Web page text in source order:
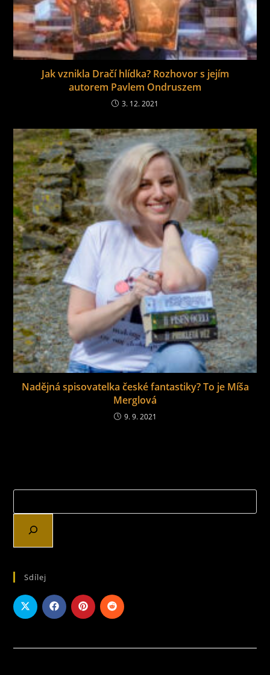
Jak vznikla Dračí hlídka? Rozhovor s jejím
autorem Pavlem Ondruszem
3. 12. 2021
Nadějná spisovatelka české fantastiky? To je Míša
Merglová
9. 9. 2021
Sdílej